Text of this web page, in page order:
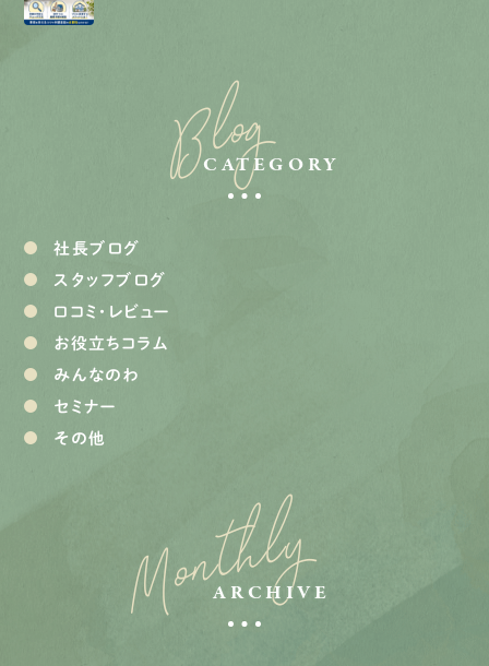
Blog
CATEGORY
社長ブログ
スタッフブログ
口コミ・レビュー
お役立ちコラム
みんなのわ
セミナー
その他
Monthly
ARCHIVE